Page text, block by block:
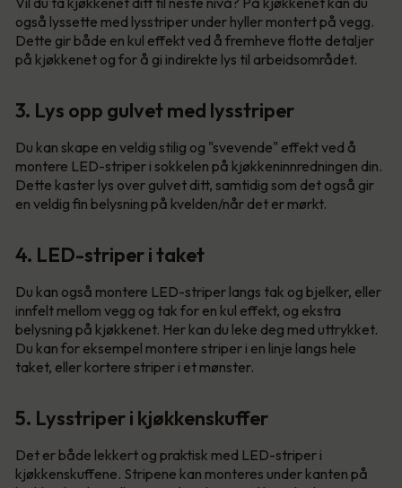
også lyssette med lysstriper under hyller montert på vegg.
Dette gir både en kul effekt ved å fremheve flotte detaljer
på kjøkkenet og for å gi indirekte lys til arbeidsområdet.
3. Lys opp gulvet med lysstriper
Du kan skape en veldig stilig og "svevende" effekt ved å
montere LED-striper i sokkelen på kjøkkeninnredningen din.
Dette kaster lys over gulvet ditt, samtidig som det også gir
en veldig fin belysning på kvelden/når det er mørkt.
4. LED-striper i taket
Du kan også montere LED-striper langs tak og bjelker, eller
innfelt mellom vegg og tak for en kul effekt, og ekstra
belysning på kjøkkenet. Her kan du leke deg med uttrykket.
Du kan for eksempel montere striper i en linje langs hele
taket, eller kortere striper i et mønster.
5. Lysstriper i kjøkkenskuffer
Det er både lekkert og praktisk med LED-striper i
kjøkkenskuffene. Stripene kan monteres under kanten på